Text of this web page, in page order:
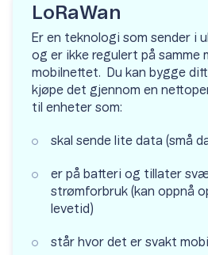
LoRaWan
Er en teknologi som sender i
og er ikke regulert på samme
mobilnettet. Du kan bygge
kjøpe det gjennom en
til enheter som:
skal sende lite data (små
er på batteri og tillater
strømforbruk (kan oppnå
levetid)
står hvor det er svakt